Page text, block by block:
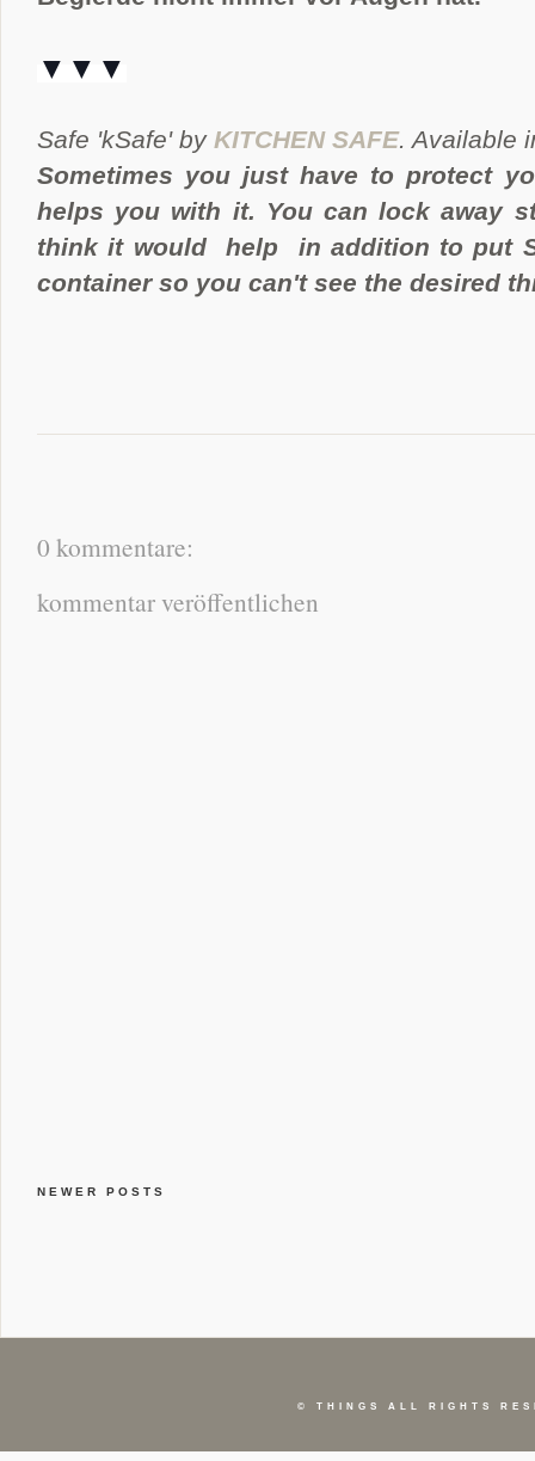
▼▼▼
Safe 'kSafe' by KITCHEN SAFE. Available
Sometimes you just have to protect
helps you with it. You can lock away
think it would help in addition to put
container so you can't see the desired
0 kommentare:
kommentar veröffentlichen
NEWER POSTS
© THINGS ALL RIGHTS